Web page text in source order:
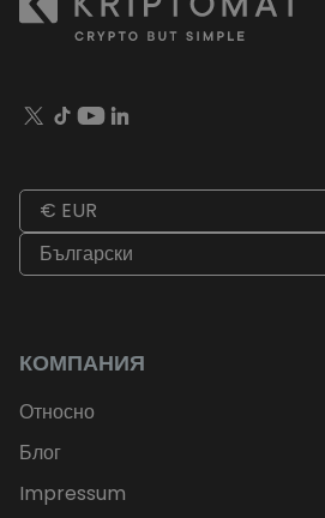
€ EUR
Български
КОМПАНИЯ
Относно
Блог
Impressum